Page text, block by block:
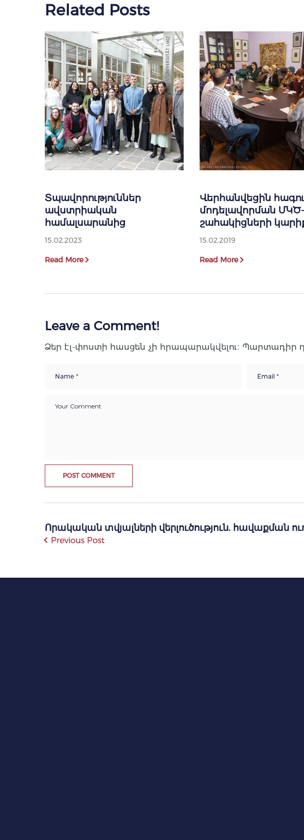
Related Posts
Տպավորություններ
ավստրիական
համալսարանից
15.02.2023
Read More
Վերհանվեցին
մոդելավորման
շահակիցների
15.02.2019
Read More
Leave a Comment!
Ձեր էլ-փոստի հասցեն չի հրապարակվելու։ Պարտադիր
Որակական տվյալների վերլուծություն. հավաքման
Previous Post